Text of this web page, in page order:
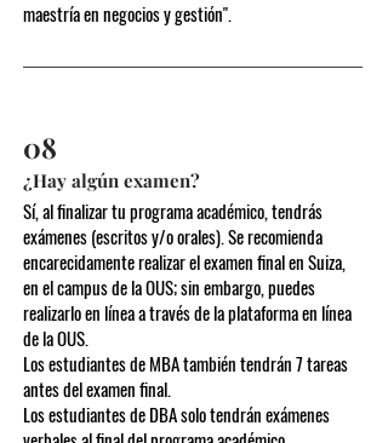
maestría en negocios y gestión".
08
¿Hay algún examen?
Sí, al finalizar tu programa académico, tendrás
exámenes (escritos y/o orales). Se recomienda
encarecidamente realizar el examen final en Suiza,
en el campus de la OUS; sin embargo, puedes
realizarlo en línea a través de la plataforma en línea
de la OUS.
Los estudiantes de MBA también tendrán 7 tareas
antes del examen final.
Los estudiantes de DBA solo tendrán exámenes